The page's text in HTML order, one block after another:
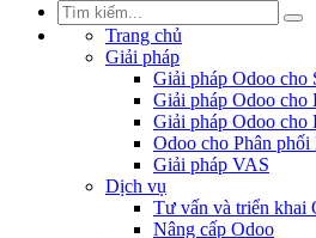
Trang chủ
Giải pháp
Giải pháp Odoo cho
Giải pháp Odoo cho
Giải pháp Odoo cho
Odoo cho Phân phối
Giải pháp VAS
Dịch vụ
Tư vấn và triển khai
Nâng cấp Odoo